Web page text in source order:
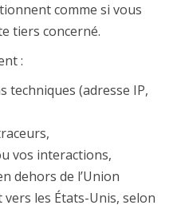
comme si vous
tiers concerné.
:
techniques (adresse IP,
vos interactions,
dehors de l’Union
les États-Unis, selon